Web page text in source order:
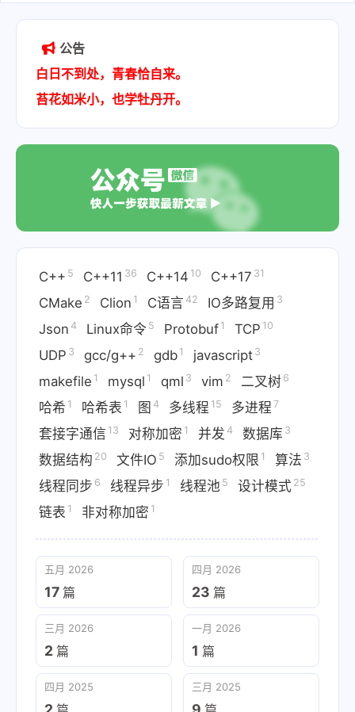
公告
白日不到处，青春恰自来。
苔花如米小，也学牡丹开。
C++ 5 C++11 36 C++14 10 C++17 31
CMake 2 Clion 1 C语言 42 IO多路复用 3
Json 4 Linux命令 5 Protobuf 1 TCP 10
UDP 3 gcc/g++ 2 gdb 1 javascript 3
makefile 1 mysql 1 qml 3 vim 2 二叉树 6
哈希 1 哈希表 1 图 4 多线程 15 多进程 7
套接字通信 13 对称加密 1 并发 4 数据库 3
数据结构 20 文件IO 5 添加sudo权限 1 算法 3
线程同步 6 线程异步 1 线程池 5 设计模式 25
链表 1 非对称加密 1
五月 2026
17 篇
四月 2026
23 篇
三月 2026
2 篇
一月 2026
1 篇
四月 2025 三月 2025